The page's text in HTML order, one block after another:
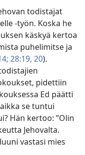
todistajat
-työn. Koska he
käskyä kertoa
puhelimitse ja
28:19, 20).
pidettiin
Ed päätti
se tuntui
Hän kertoo: ”Olin
Jehovalta.
vastasi mies